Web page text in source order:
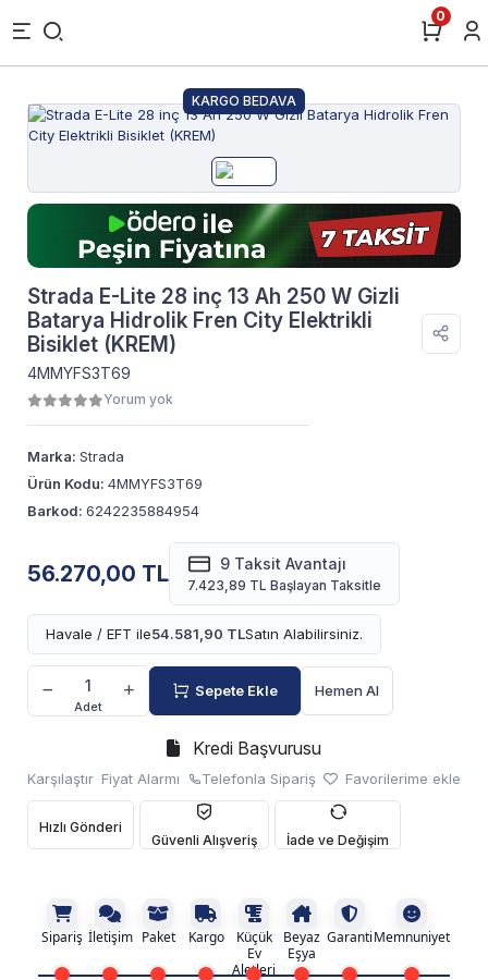
0
KARGO BEDAVA
Strada E-Lite 28 inç 13 Ah 250 W Gizli
Batarya Hidrolik Fren City Elektrikli
Bisiklet (KREM)
4MMYFS3T69
Yorum yok
Marka: Strada
Ürün Kodu: 4MMYFS3T69
Barkod: 6242235884954
56.270,00 TL 9 Taksit Avantajı
7.423,89 TL Başlayan Taksitle
Havale / EFT ile54.581,90 TLSatın Alabilirsiniz.
Adet
Sepete Ekle Hemen Al
Kredi Başvurusu
Karşılaştır Fiyat Alarmı Telefonla Sipariş Favorilerime ekle
Hızlı Gönderi
Güvenli Alışveriş
İade ve Değişim
Sipariş İletişim Paket Kargo
Küçük
Ev
Aletleri
Beyaz
Eşya
GarantiMemnuniyet